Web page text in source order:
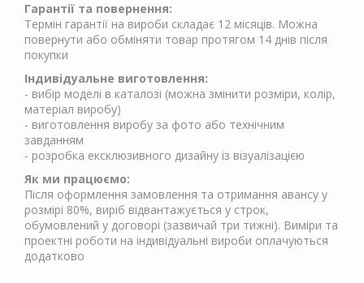
Гарантії та повернення:
Термін гарантії на вироби складає 12 місяців. Можна
повернути або обміняти товар протягом 14 днів після
покупки
Індивідуальне виготовлення:
- вибір моделі в каталозі (можна змінити розміри, колір,
матеріал виробу)
- виготовлення виробу за фото або технічним
завданням
- розробка ексклюзивного дизайну із візуалізацією
Як ми працюємо:
Після оформлення замовлення та отримання авансу у
розмірі 80%, виріб відвантажується у строк,
обумовлений у договорі (зазвичай три тижні). Виміри та
проектні роботи на індивідуальні вироби оплачуються
додатково